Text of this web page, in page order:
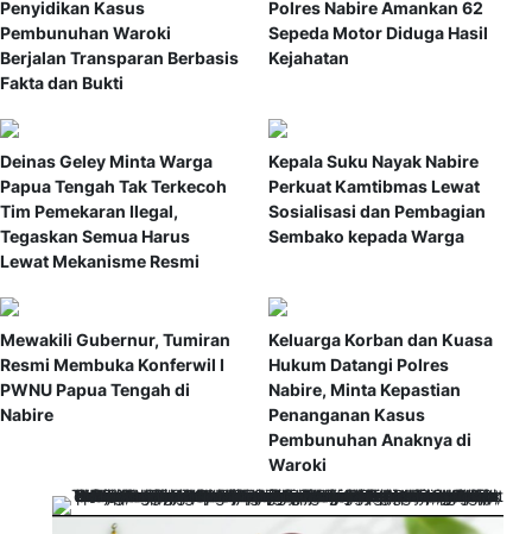
Penyidikan Kasus
Pembunuhan Waroki
Berjalan Transparan Berbasis
Fakta dan Bukti
Polres Nabire Amankan 62
Sepeda Motor Diduga Hasil
Kejahatan
Deinas Geley Minta Warga
Papua Tengah Tak Terkecoh
Tim Pemekaran Ilegal,
Tegaskan Semua Harus
Lewat Mekanisme Resmi
Kepala Suku Nayak Nabire
Perkuat Kamtibmas Lewat
Sosialisasi dan Pembagian
Sembako kepada Warga
Mewakili Gubernur, Tumiran
Resmi Membuka Konferwil I
PWNU Papua Tengah di
Nabire
Keluarga Korban dan Kuasa
Hukum Datangi Polres
Nabire, Minta Kepastian
Penanganan Kasus
Pembunuhan Anaknya di
Waroki